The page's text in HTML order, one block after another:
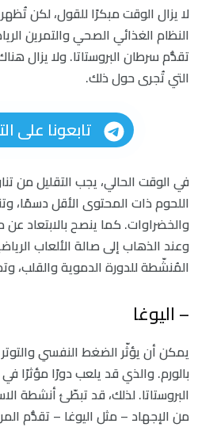
لا يزال الوقت مبكرًا للقول، لكن
النظام الغذائي الصحي والتمرين
تقدُّم سرطان البروستاتا. ولا يزال
التي تُجرى حول ذلك.
تابعونا على
في الوقت الحالي، يجب التقليل من
اللحوم ذات المحتوى الأقل دسمًا،
والخضراوات. كما ينصح بالابتعاد عن
وعند الذهاب إلى صالة الألعاب
المُنشّطة للدورة الدموية والقلب،
– اليوغا
يمكن أن يؤثّر الضغط النفسي
بالورم. والذي قد يلعب دورًا مؤثرًا
البروستاتا. لذلك، قد تبطّئ أنشطة
من الإجهاد – مثل اليوغا – تقدُّم